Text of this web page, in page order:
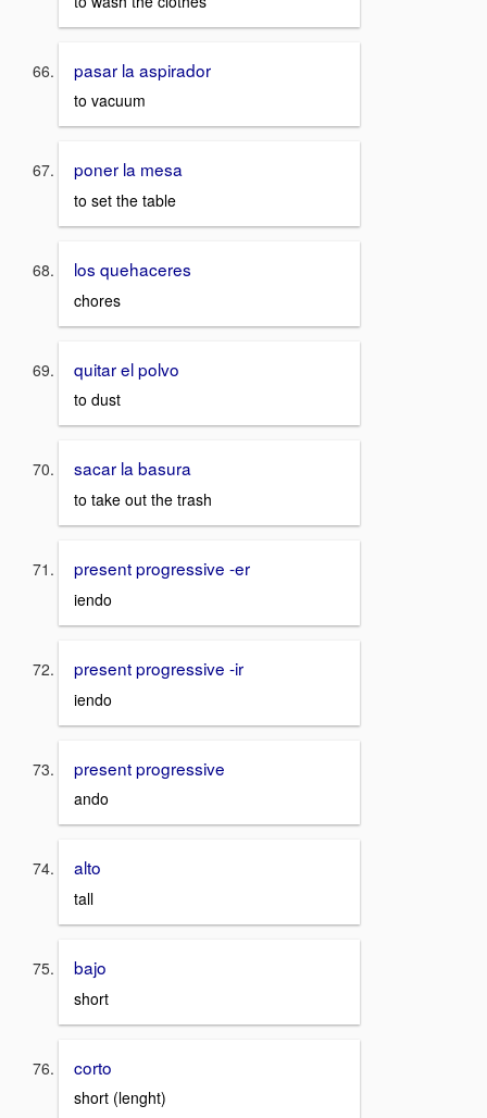
pasar la aspirador
to vacuum
poner la mesa
to set the table
los quehaceres
chores
quitar el polvo
to dust
sacar la basura
to take out the trash
present progressive -er
iendo
present progressive -ir
iendo
present progressive
ando
alto
tall
bajo
short
corto
short (lenght)